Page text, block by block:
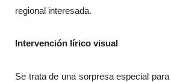
regional interesada.
Intervención lírico visual
Se trata de una sorpresa especial